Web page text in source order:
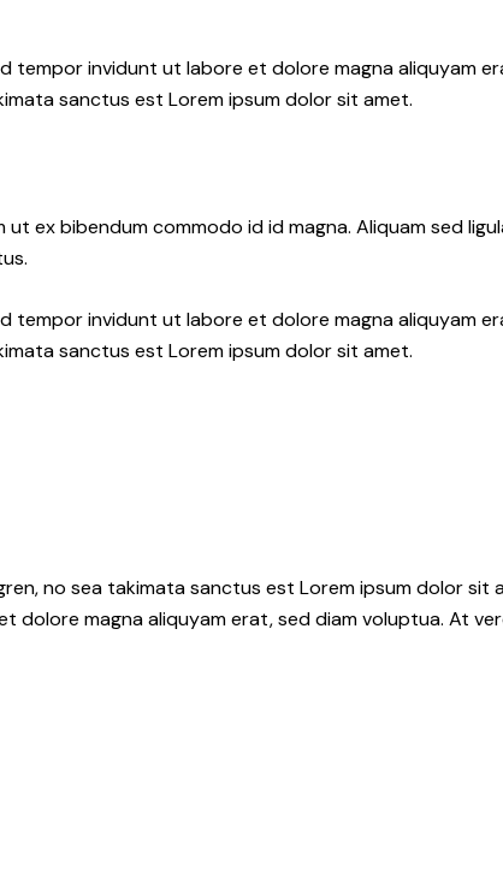
invidunt ut labore et dolore magna aliquyam
sanctus est Lorem ipsum dolor sit amet.
ex bibendum commodo id id magna. Aliquam sed
invidunt ut labore et dolore magna aliquyam
sanctus est Lorem ipsum dolor sit amet.
no sea takimata sanctus est Lorem ipsum dolor sit
magna aliquyam erat, sed diam voluptua. At